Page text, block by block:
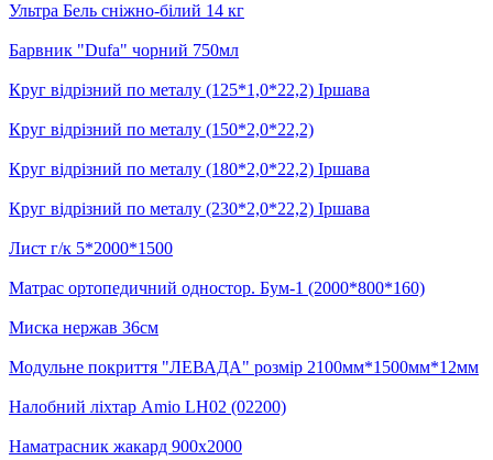
Ультра Бель сніжно-білий 14 кг
Барвник "Dufa" чорний 750мл
Круг відрізний по металу (125*1,0*22,2) Іршава
Круг відрізний по металу (150*2,0*22,2)
Круг відрізний по металу (180*2,0*22,2) Іршава
Круг відрізний по металу (230*2,0*22,2) Іршава
Лист г/к 5*2000*1500
Матрас ортопедичний одностор. Бум-1 (2000*800*160)
Миска нержав 36см
Модульне покриття "ЛЕВАДА" розмір 2100мм*1500мм*12мм
Налобний ліхтар Amio LH02 (02200)
Наматрасник жакард 900х2000